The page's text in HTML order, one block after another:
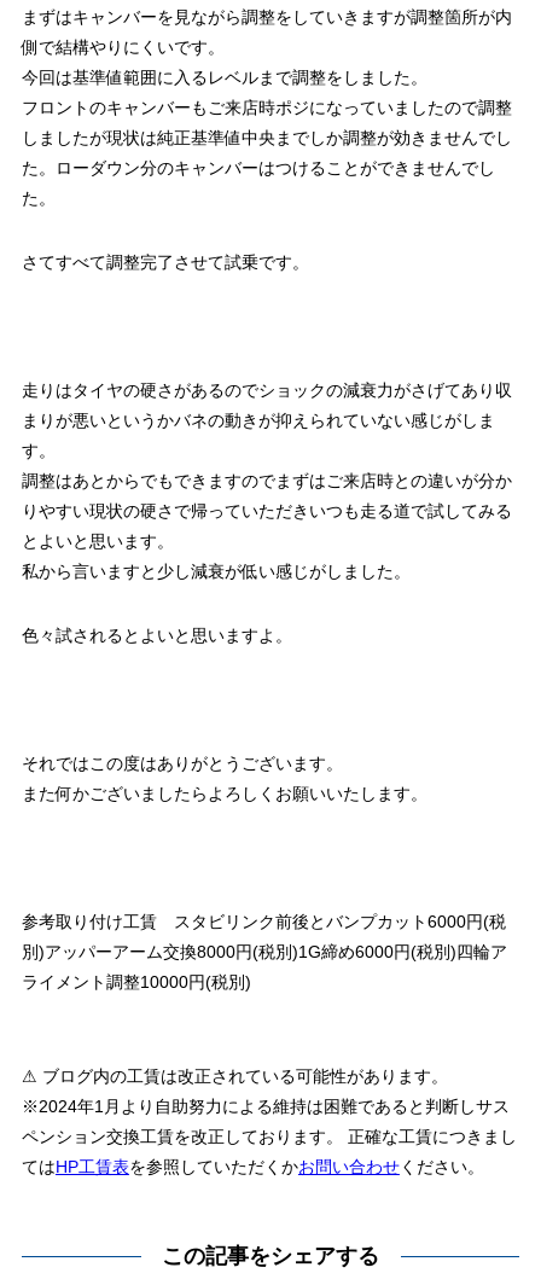
まずはキャンバーを見ながら調整をしていきますが調整箇所が内
側で結構やりにくいです。
今回は基準値範囲に入るレベルまで調整をしました。
フロントのキャンバーもご来店時ポジになっていましたので調整
しましたが現状は純正基準値中央までしか調整が効きませんでし
た。ローダウン分のキャンバーはつけることができませんでし
た。
さてすべて調整完了させて試乗です。
走りはタイヤの硬さがあるのでショックの減衰力がさげてあり収
まりが悪いというかバネの動きが抑えられていない感じがしま
す。
調整はあとからでもできますのでまずはご来店時との違いが分か
りやすい現状の硬さで帰っていただきいつも走る道で試してみる
とよいと思います。
私から言いますと少し減衰が低い感じがしました。
色々試されるとよいと思いますよ。
それではこの度はありがとうございます。
また何かございましたらよろしくお願いいたします。
参考取り付け工賃 スタビリンク前後とバンプカット6000円(税
別)アッパーアーム交換8000円(税別)1G締め6000円(税別)四輪ア
ライメント調整10000円(税別)
⚠ ブログ内の工賃は改正されている可能性があります。
※2024年1月より自助努力による維持は困難であると判断しサス
ペンション交換工賃を改正しております。 正確な工賃につきまし
てはHP工賃表を参照していただくかお問い合わせください。
この記事をシェアする